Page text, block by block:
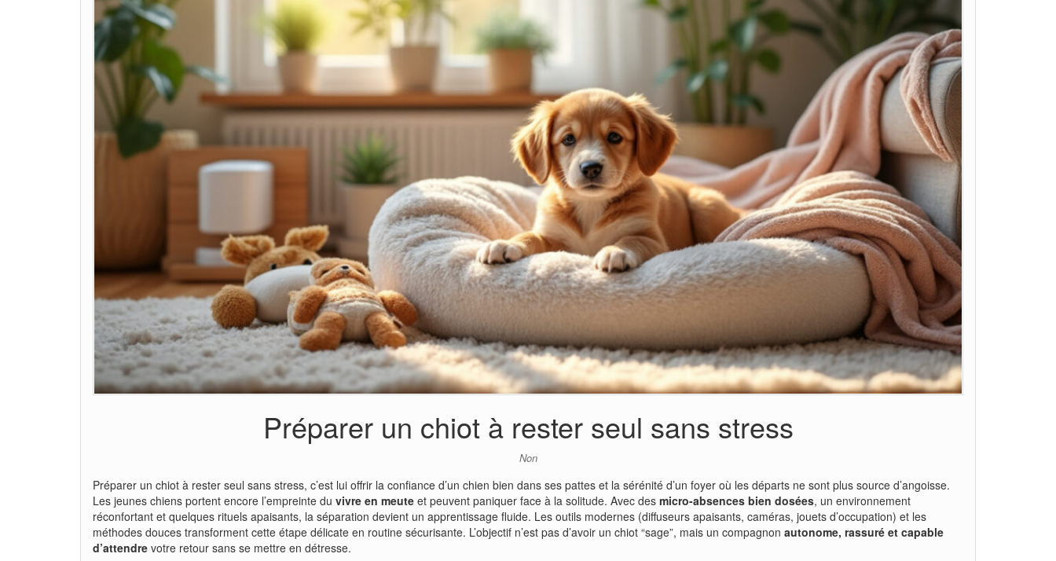
Préparer un chiot à rester seul sans stress
Non
Préparer un chiot à rester seul sans stress, c’est lui offrir la confiance d’un chien bien dans ses pattes et la sérénité d’un foyer où les départs ne sont plus source d’angoisse.
Les jeunes chiens portent encore l’empreinte du vivre en meute et peuvent paniquer face à la solitude. Avec des micro-absences bien dosées, un environnement
réconfortant et quelques rituels apaisants, la séparation devient un apprentissage fluide. Les outils modernes (diffuseurs apaisants, caméras, jouets d’occupation) et les
méthodes douces transforment cette étape délicate en routine sécurisante. L’objectif n’est pas d’avoir un chiot “sage”, mais un compagnon autonome, rassuré et capable
d’attendre votre retour sans se mettre en détresse.